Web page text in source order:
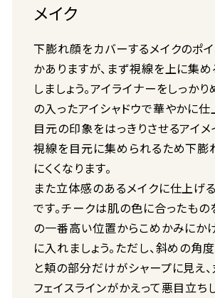
メイク
下膨れ顔をカバーするメイクのポイ
かありますが、まず視線を上に集
しましょう。アイライナーをしっかり
の入ったアイシャドウで華やかに仕
目元の印象をはっきりさせるアイメ
視線を目元に集められるため下膨
にくくなります。
また立体感のあるメイクに仕上げ
です。チークは肌の色に合ったもの
の一番高い位置からこめかみにか
に入れましょう。ただし、斜めの角
と頬の部分だけがシャープに見え
フェイスラインがかえって悪目立ち